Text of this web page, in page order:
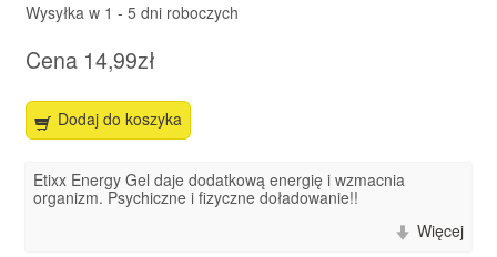
Wysyłka w 1 - 5 dni roboczych
Cena 14,99zł
Dodaj do koszyka
Etixx Energy Gel daje dodatkową energię i wzmacnia
organizm. Psychiczne i fizyczne doładowanie!!
Więcej